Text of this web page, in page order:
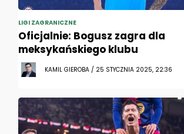
LIGI ZAGRANICZNE
Oficjalnie: Bogusz zagra dla
meksykańskiego klubu
KAMIL GIEROBA / 25 STYCZNIA 2025, 22:36